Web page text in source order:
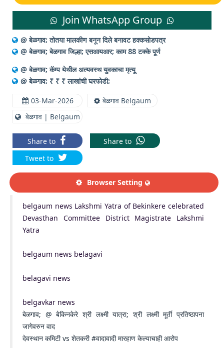
Join WhatsApp Group
@ बेळगाव; तोतया मालकीण बनून दिले बनावट हक्कसोडपत्र
@ बेळगाव; बेळगाव जिल्हा; एसआयआर; काम 88 टक्के पूर्ण
@ बेळगाव; कॅम्प येथील अत्यवस्थ युवकाचा मृत्यू
@ बेळगाव; ₹ ₹ ₹ लाखांची घरफोडी;
03-Mar-2026
बेळगाव Belgaum
बेळगाव | Belgaum
Share to
Share to
Tweet to
Browser Setting
belgaum news Lakshmi Yatra of Bekinkere celebrated
Devasthan Committee District Magistrate Lakshmi
Yatra
belgaum news belagavi
belagavi news
belgavkar news
बेळगाव; @ बेकिनकेरे श्री लक्ष्मी यात्रा; श्री लक्ष्मी मूर्ती प्रतिष्ठापना
जागेवरुन वाद
देवस्थान कमिटी vs शेतकरी #वादावादी मारहाण केल्याचाही आरोप